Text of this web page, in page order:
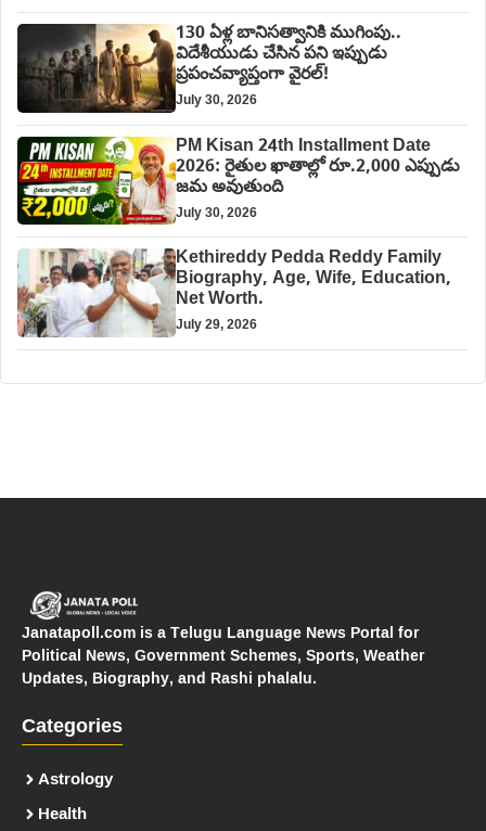
130 ఏళ్ల బానిసత్వానికి ముగింపు..
విదేశీయుడు చేసిన పని ఇప్పుడు
ప్రపంచవ్యాప్తంగా వైరల్!
July 30, 2026
PM Kisan 24th Installment Date
2026: రైతుల ఖాతాల్లో రూ.2,000 ఎప్పుడు
జమ అవుతుంది
July 30, 2026
Kethireddy Pedda Reddy Family
Biography, Age, Wife, Education,
Net Worth.
July 29, 2026
Janatapoll.com is a Telugu Language News Portal for
Political News, Government Schemes, Sports, Weather
Updates, Biography, and Rashi phalalu.
Categories
Astrology
Health